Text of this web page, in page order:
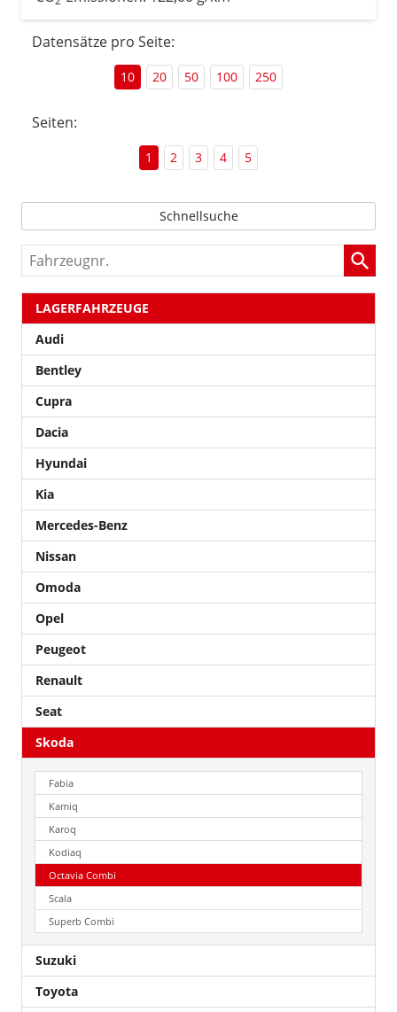
Datensätze pro Seite:
10 20 50 100 250
Seiten:
1 2 3 4 5
Schnellsuche
Fahrzeugnr.
LAGERFAHRZEUGE
Audi
Bentley
Cupra
Dacia
Hyundai
Kia
Mercedes-Benz
Nissan
Omoda
Opel
Peugeot
Renault
Seat
Skoda
Fabia
Kamiq
Karoq
Kodiaq
Octavia Combi
Scala
Superb Combi
Suzuki
Toyota